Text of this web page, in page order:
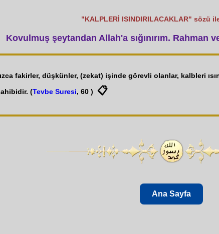
"KALPLERİ ISINDIRILACAKLAR" sözü
Kovulmuş şeytandan Allah'a sığınırım. Rahman
fakirler, düşkünler, (zekat) işinde görevli olanlar, kalbleri
(Tevbe Suresi, 60 ) 📋
Ana Sayfa